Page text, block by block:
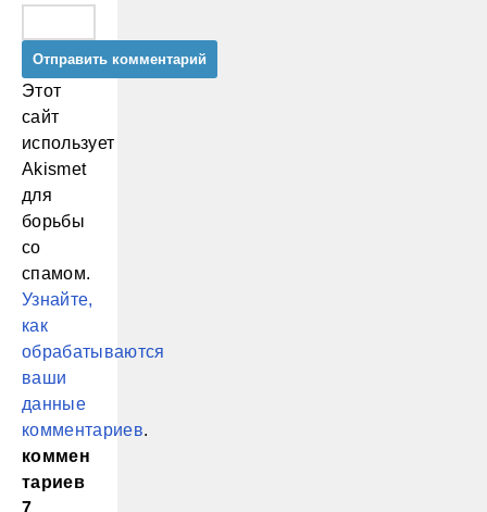
Этот
сайт
использует
Akismet
для
борьбы
со
спамом.
Узнайте,
как
обрабатываются
ваши
данные
комментариев.
коммен
тариев
7